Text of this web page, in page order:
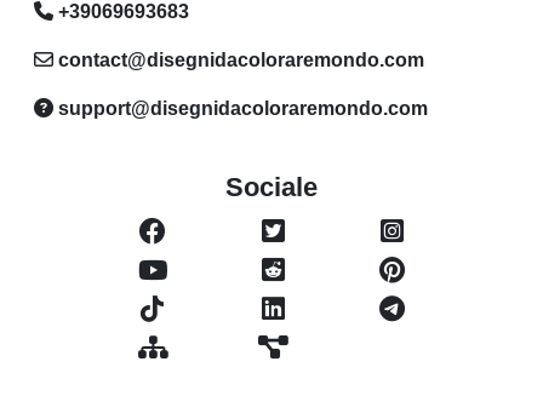
+39069693683
contact@disegnidacoloraremondo.com
support@disegnidacoloraremondo.com
Sociale